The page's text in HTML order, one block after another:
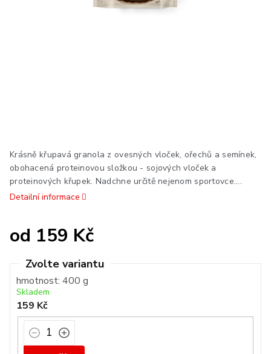
Krásně křupavá granola z ovesných vloček, ořechů a semínek,
obohacená proteinovou složkou - sojových vloček a
proteinových křupek. Nadchne určitě nejenom sportovce....
Detailní informace
od 159 Kč
cena:
hmotnost: 400 g
Skladem
159 Kč